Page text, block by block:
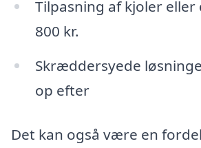
Tilpasning af kjoler
800 kr.
Skræddersyede
op efter
Det kan også være en